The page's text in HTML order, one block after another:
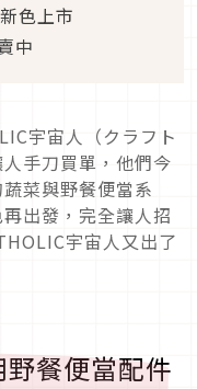
色上市
中
宇宙人（クラフト
手刀買單，他們今
菜與野餐便當系
出發，完全讓人招
宇宙人又出了
野餐便當配件